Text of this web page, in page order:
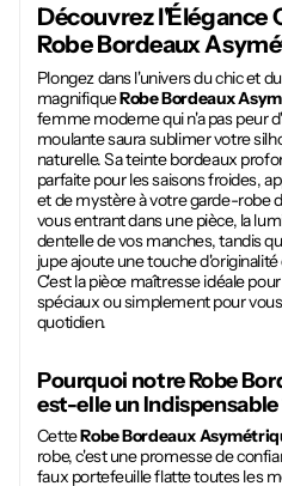
Découvrez l'Élégance
Robe Bordeaux
Plongez dans l'univers du chic et
magnifiqueRobe Bordeaux
femme moderne qui n'a pas peur
moulante saura sublimer votre
naturelle. Sa teinte bordeaux
parfaite pour les saisons froides,
et de mystère à votre garde-robe
vous entrant dans une pièce, la
dentelle de vos manches, tandis
jupe ajoute une touche
C'est la pièce maîtresse idéale
spéciaux ou simplement pour
quotidien.
Pourquoi notreRobe
est-elle un Indispensable
CetteRobe Bordeaux
robe, c'est une promesse de
faux portefeuille flatte toutes les